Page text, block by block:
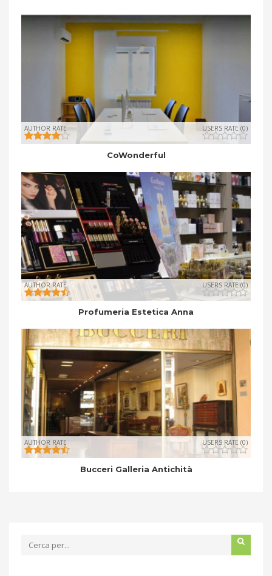
AUTHOR RATE USERS RATE (0)
CoWonderful
AUTHOR RATE USERS RATE (0)
Profumeria Estetica Anna
AUTHOR RATE USERS RATE (0)
Bucceri Galleria Antichità